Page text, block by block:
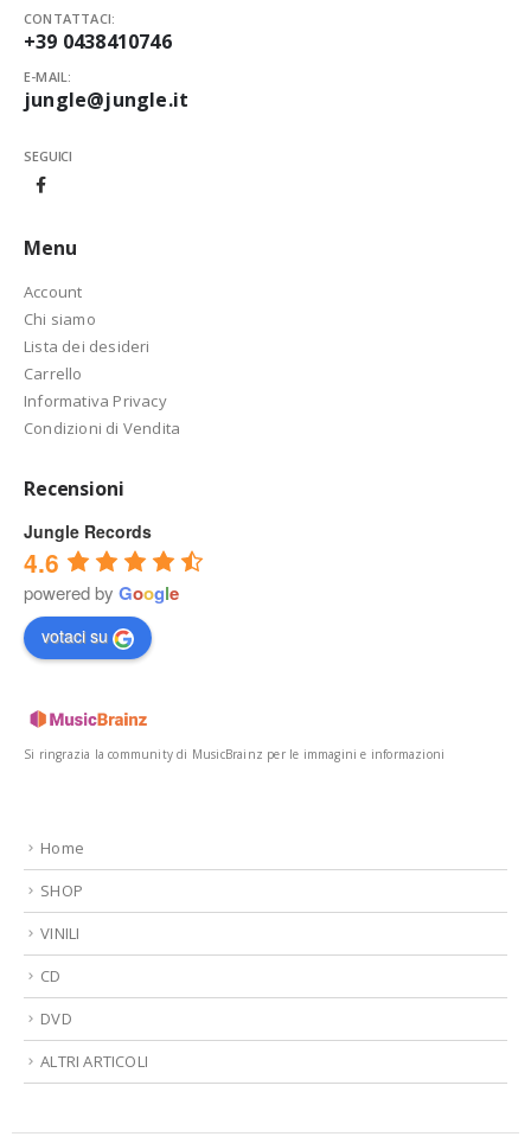
CONTATTACI:
+39 0438410746
E-MAIL:
jungle@jungle.it
SEGUICI
Menu
Account
Chi siamo
Lista dei desideri
Carrello
Informativa Privacy
Condizioni di Vendita
Recensioni
Jungle Records
4.6
powered by Google
votaci su
Si ringrazia la community di MusicBrainz per le immagini e informazioni
Home
SHOP
VINILI
CD
DVD
ALTRI ARTICOLI